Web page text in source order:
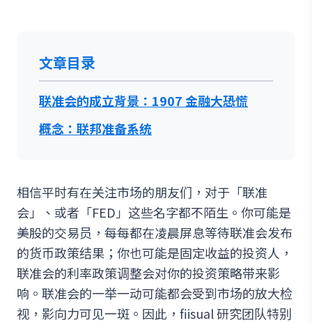
文章目录
联准会的成立背景：1907 金融大恐慌
概念：联邦准备系统
相信平时有在关注市场的朋友们，对于「联准
会」、或者「FED」这些名字都不陌生。你可能是
美股的交易员，每每都在凌晨屏息等待联准会发布
的货币政策结果；你也可能是固定收益的投资人，
联准会的利率政策调整会对你的投资策略带来影
响。联准会的一举一动可能都会受到市场的放大检
视，影向力可见一斑。因此，fiisual 研究团队特别